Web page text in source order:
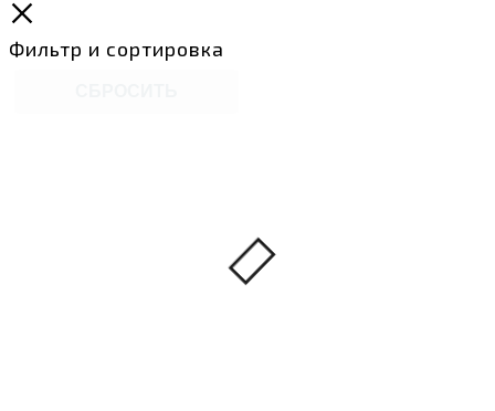
Фильтр и сортировка